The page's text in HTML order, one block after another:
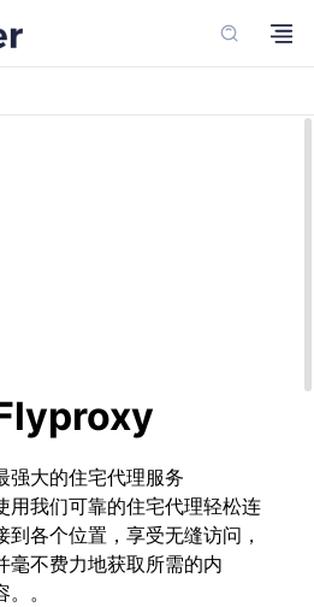
强大的住宅代理服务
用我们可靠的住宅代理轻松连
到各个位置，享受无缝访问，
毫不费力地获取所需的内
。。